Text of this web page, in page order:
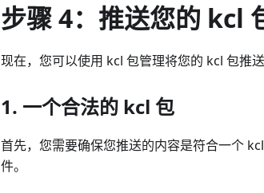
步骤 4：推送您的 kcl
现在，您可以使用 kcl 包管理将您的 kcl 包推送
1. 一个合法的 kcl 包
首先，您需要确保您推送的内容是符合一个
件。